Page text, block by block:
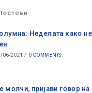
Неделата како
06/2021 / 0 COMMENTS
молчи, пријави говор